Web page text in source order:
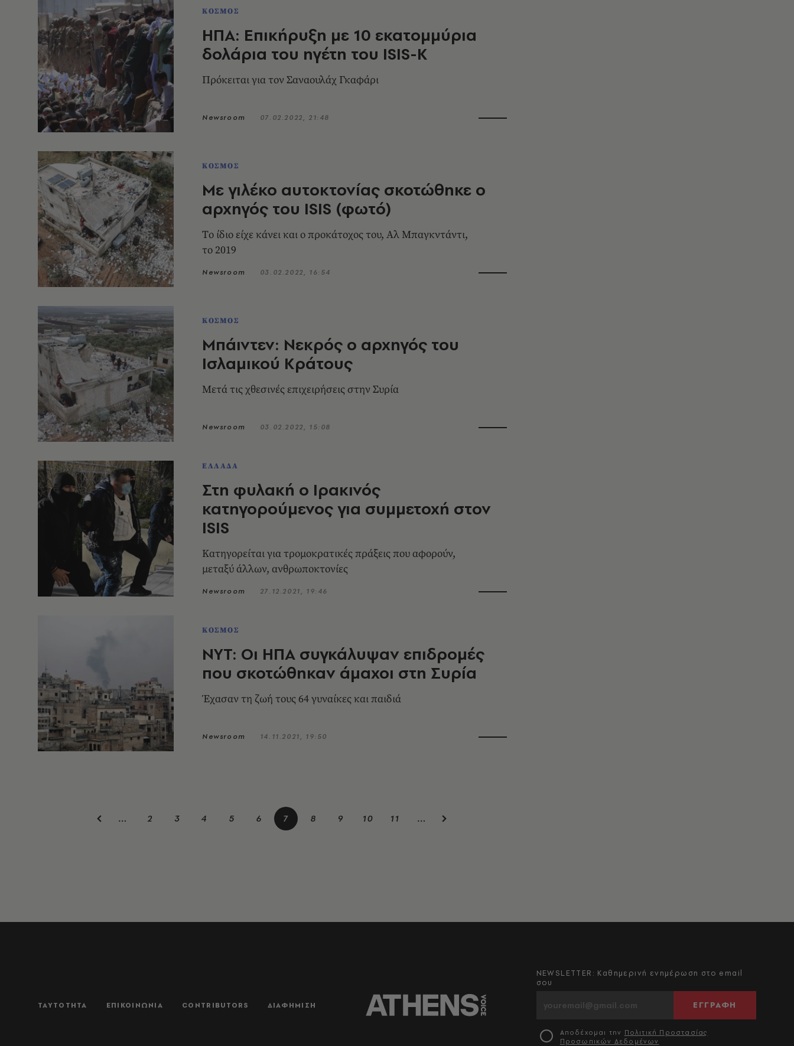
ΚΟΣΜΟΣ
ΗΠΑ: Επικήρυξη με 10 εκατομμύρια
δολάρια του ηγέτη του ISIS-K
Πρόκειται για τον Σαναουλάχ Γκαφάρι
Newsroom 07.02.2022, 21:48
ΚΟΣΜΟΣ
Με γιλέκο αυτοκτονίας σκοτώθηκε ο
αρχηγός του ISIS (φωτό)
Tο ίδιο είχε κάνει και ο προκάτοχος του, Αλ Μπαγκντάντι,
το 2019
Newsroom 03.02.2022, 16:54
ΚΟΣΜΟΣ
Mπάιντεν: Νεκρός ο αρχηγός του
Ισλαμικού Κράτους
Μετά τις χθεσινές επιχειρήσεις στην Συρία
Newsroom 03.02.2022, 15:08
ΕΛΛΑΔΑ
Στη φυλακή ο Ιρακινός
κατηγορούμενος για συμμετοχή στον
ISIS
Κατηγορείται για τρομοκρατικές πράξεις που αφορούν,
μεταξύ άλλων, ανθρωποκτονίες
Newsroom 27.12.2021, 19:46
ΚΟΣΜΟΣ
NYT: Οι ΗΠΑ συγκάλυψαν επιδρομές
που σκοτώθηκαν άμαχοι στη Συρία
Έχασαν τη ζωή τους 64 γυναίκες και παιδιά
Newsroom 14.11.2021, 19:50
… 2 3 4 5 6 7 8 9 10 11 …
ΤΑΥΤΟΤΗΤΑ ΕΠΙΚΟΙΝΩΝΙΑ CONTRIBUTORS ΔΙΑΦΗΜΙΣΗ
NEWSLETTER: Καθημερινή ενημέρωση στο email
σου
ΕΓΓΡΑΦΗ
Αποδέχομαι την Πολιτική Προστασίας
Προσωπικών Δεδομένων